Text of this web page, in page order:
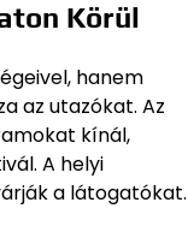
Körül
hanem
az utazókat. Az
kínál,
A helyi
a látogatókat.